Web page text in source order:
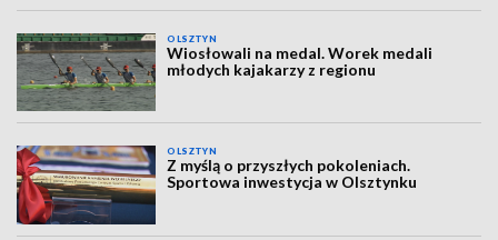
OLSZTYN
Wiosłowali na medal. Worek medali
młodych kajakarzy z regionu
OLSZTYN
Z myślą o przyszłych pokoleniach.
Sportowa inwestycja w Olsztynku